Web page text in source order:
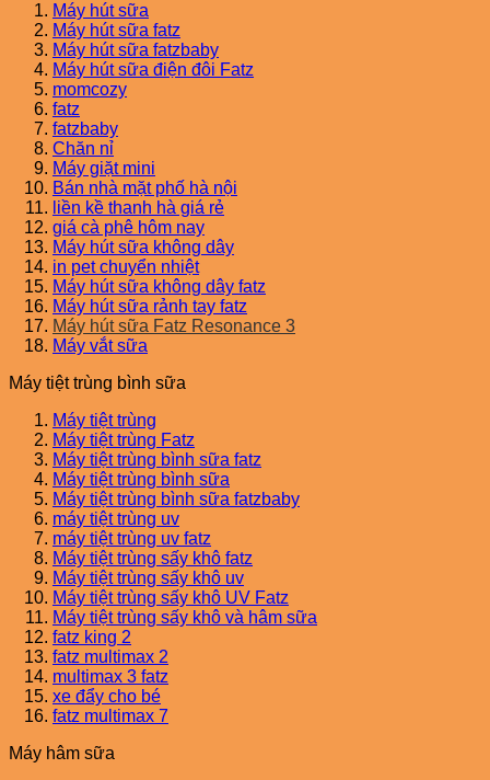
Máy hút sữa
Máy hút sữa fatz
Máy hút sữa fatzbaby
Máy hút sữa điện đôi Fatz
momcozy
fatz
fatzbaby
Chăn nỉ
Máy giặt mini
Bán nhà mặt phố hà nội
liền kề thanh hà giá rẻ
giá cà phê hôm nay
Máy hút sữa không dây
in pet chuyển nhiệt
Máy hút sữa không dây fatz
Máy hút sữa rảnh tay fatz
Máy hút sữa Fatz Resonance 3
Máy vắt sữa
Máy tiệt trùng bình sữa
Máy tiệt trùng
Máy tiệt trùng Fatz
Máy tiệt trùng bình sữa fatz
Máy tiệt trùng bình sữa
Máy tiệt trùng bình sữa fatzbaby
máy tiệt trùng uv
máy tiệt trùng uv fatz
Máy tiệt trùng sấy khô fatz
Máy tiệt trùng sấy khô uv
Máy tiệt trùng sấy khô UV Fatz
Máy tiệt trùng sấy khô và hâm sữa
fatz king 2
fatz multimax 2
multimax 3 fatz
xe đẩy cho bé
fatz multimax 7
Máy hâm sữa